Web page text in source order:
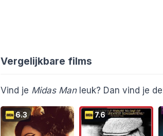
Vergelijkbare films
Vind je Midas Manleuk? Dan vind je
6.3 7.6